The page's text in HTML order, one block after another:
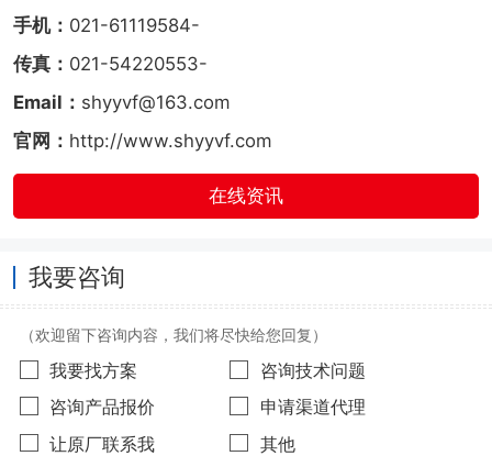
手机： 021-61119584-
传真： 021-54220553-
Email： shyyvf@163.com
官网： http://www.shyyvf.com
在线资讯
我要咨询
（欢迎留下咨询内容，我们将尽快给您回复）
我要找方案
咨询技术问题
咨询产品报价
申请渠道代理
让原厂联系我
其他